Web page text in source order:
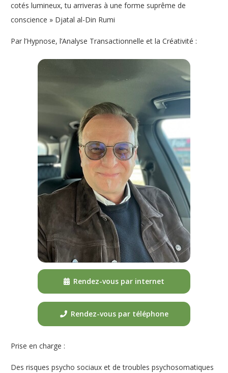
cotés lumineux, tu arriveras à une forme suprême de
conscience » Djatal al-Din Rumi
Par l’Hypnose, l’Analyse Transactionnelle et la Créativité :
Rendez-vous par internet
Rendez-vous par téléphone
Prise en charge :
Des risques psycho sociaux et de troubles psychosomatiques